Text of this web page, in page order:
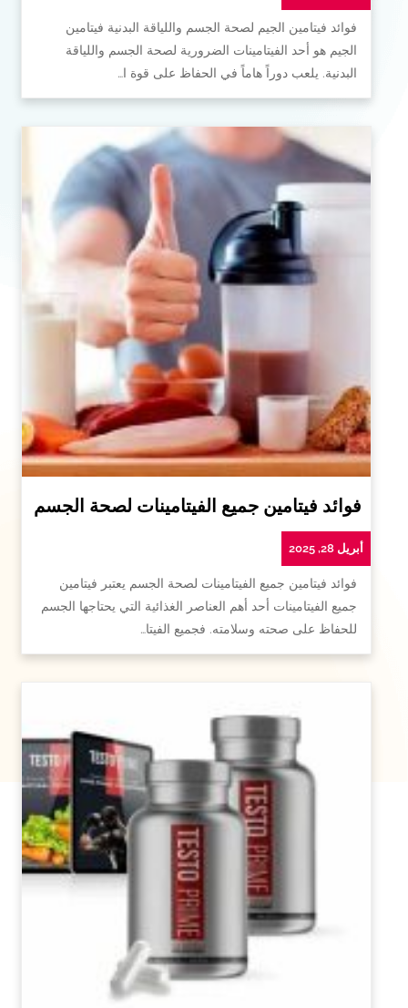
فوائد فيتامين الجيم لصحة الجسم واللياقة البدنية فيتامين
الجيم هو أحد الفيتامينات الضرورية لصحة الجسم واللياقة
البدنية. يلعب دوراً هاماً في الحفاظ على قوة ا…
فوائد فيتامين جميع الفيتامينات لصحة الجسم
أبريل 28, 2025
فوائد فيتامين جميع الفيتامينات لصحة الجسم يعتبر فيتامين
جميع الفيتامينات أحد أهم العناصر الغذائية التي يحتاجها الجسم
للحفاظ على صحته وسلامته. فجميع الفيتا…